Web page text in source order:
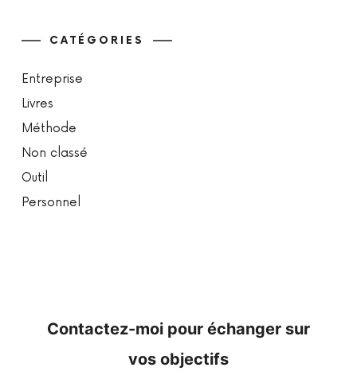
CATÉGORIES
Entreprise
Livres
Méthode
Non classé
Outil
Personnel
Contactez-moi pour échanger sur
vos objectifs